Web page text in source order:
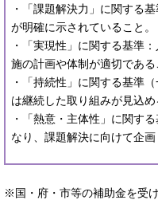
・「課題解決力」に関する
が明確に示されていること。
・「実現性」に関する基準
施の計画や体制が適切である
・「持続性」に関する基準
は継続した取り組みが見込め
・「熱意・主体性」に関す
なり、課題解決に向けて企画
※国・府・市等の補助金を受